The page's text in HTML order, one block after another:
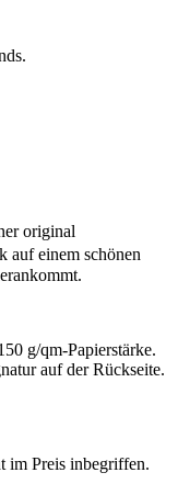
original
einem schönen
g/qm-Papierstärke.
auf der Rückseite.
im Preis inbegriffen.